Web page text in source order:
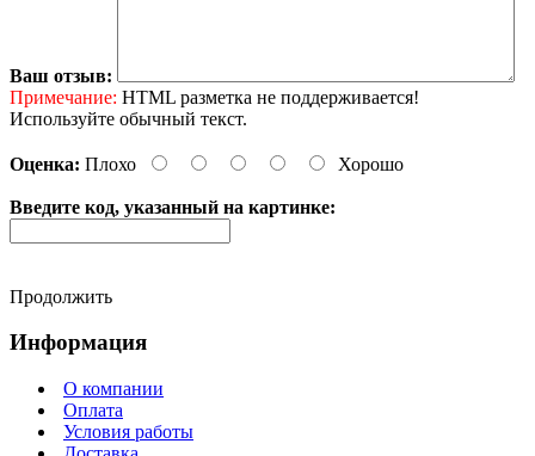
Ваш отзыв:
Примечание: HTML разметка не поддерживается!
Используйте обычный текст.
Оценка: Плохо Хорошо
Введите код, указанный на картинке:
Продолжить
Информация
О компании
Оплата
Условия работы